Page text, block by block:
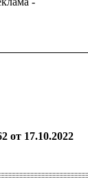
от 17.10.2022